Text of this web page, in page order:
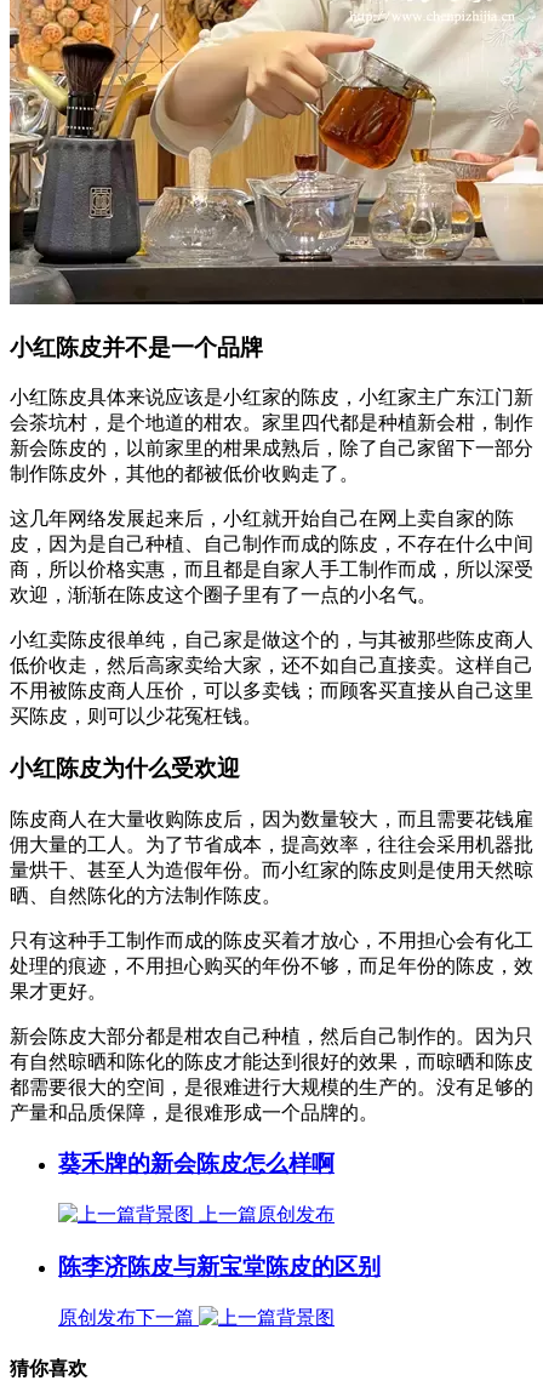
小红陈皮并不是一个品牌
小红陈皮具体来说应该是小红家的陈皮，小红家主广东江门新
会茶坑村，是个地道的柑农。家里四代都是种植新会柑，制作
新会陈皮的，以前家里的柑果成熟后，除了自己家留下一部分
制作陈皮外，其他的都被低价收购走了。
这几年网络发展起来后，小红就开始自己在网上卖自家的陈
皮，因为是自己种植、自己制作而成的陈皮，不存在什么中间
商，所以价格实惠，而且都是自家人手工制作而成，所以深受
欢迎，渐渐在陈皮这个圈子里有了一点的小名气。
小红卖陈皮很单纯，自己家是做这个的，与其被那些陈皮商人
低价收走，然后高家卖给大家，还不如自己直接卖。这样自己
不用被陈皮商人压价，可以多卖钱；而顾客买直接从自己这里
买陈皮，则可以少花冤枉钱。
小红陈皮为什么受欢迎
陈皮商人在大量收购陈皮后，因为数量较大，而且需要花钱雇
佣大量的工人。为了节省成本，提高效率，往往会采用机器批
量烘干、甚至人为造假年份。而小红家的陈皮则是使用天然晾
晒、自然陈化的方法制作陈皮。
只有这种手工制作而成的陈皮买着才放心，不用担心会有化工
处理的痕迹，不用担心购买的年份不够，而足年份的陈皮，效
果才更好。
新会陈皮大部分都是柑农自己种植，然后自己制作的。因为只
有自然晾晒和陈化的陈皮才能达到很好的效果，而晾晒和陈皮
都需要很大的空间，是很难进行大规模的生产的。没有足够的
产量和品质保障，是很难形成一个品牌的。
葵禾牌的新会陈皮怎么样啊
上一篇原创发布
陈李济陈皮与新宝堂陈皮的区别
原创发布下一篇
猜你喜欢